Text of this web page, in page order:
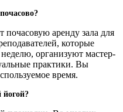
аренду зала для
которые
неделю, организуют мастер-
практики. Вы
время.
йогой?